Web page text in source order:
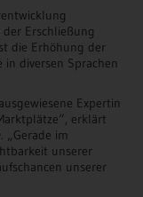
Erschließung
die Erhöhung der
in diversen Sprachen
Expertin
erklärt
„Gerade im
unserer
unserer